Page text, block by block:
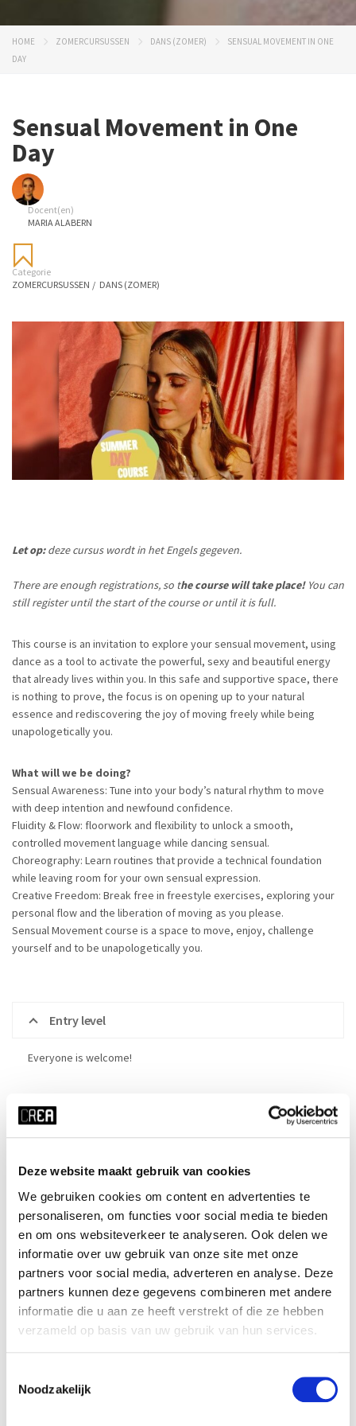
Deze website maakt gebruik van cookies
We gebruiken cookies om content en advertenties te
personaliseren, om functies voor social media te bieden
en om ons websiteverkeer te analyseren. Ook delen we
informatie over uw gebruik van onze site met onze
partners voor social media, adverteren en analyse. Deze
partners kunnen deze gegevens combineren met andere
informatie die u aan ze heeft verstrekt of die ze hebben
verzameld op basis van uw gebruik van hun services.
Noodzakelijk
HOME ZOMERCURSUSSEN DANS (ZOMER)
SENSUAL MOVEMENT IN ONE
DAY
Sensual Movement in One
Day
Docent(en)
MARIA ALABERN
Categorie
ZOMERCURSUSSEN / DANS (ZOMER)
Let op:deze cursus wordt in het Engels gegeven.
There are enough registrations, so the course will take place!You can
still register until the start of the course or until it is full.
This course is an invitation to explore your sensual movement, using
dance as a tool to activate the powerful, sexy and beautiful energy
that already lives within you. In this safe and supportive space, there
is nothing to prove, the focus is on opening up to your natural
essence and rediscovering the joy of moving freely while being
unapologetically you.
What will we be doing?
Sensual Awareness: Tune into your body’s natural rhythm to move
with deep intention and newfound confidence.
Fluidity & Flow: floorwork and flexibility to unlock a smooth,
controlled movement language while dancing sensual.
Choreography: Learn routines that provide a technical foundation
while leaving room for your own sensual expression.
Creative Freedom: Break free in freestyle exercises, exploring your
personal flow and the liberation of moving as you please.
Sensual Movement course is a space to move, enjoy, challenge
yourself and to be unapologetically you.
Entry level
Everyone is welcome!
Details
x ALLE FILTERS HERSTELLEN
tijd
startdatum
za 12:30 - 16:30 18-07-2026
duur periode
1 dag blok 4 - zomer
jong-alumnus UvA/HvA: